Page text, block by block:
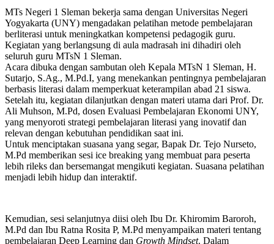
MTs Negeri 1 Sleman bekerja sama dengan Universitas Negeri
Yogyakarta (UNY) mengadakan pelatihan metode pembelajaran
berliterasi untuk meningkatkan kompetensi pedagogik guru.
Kegiatan yang berlangsung di aula madrasah ini dihadiri oleh
seluruh guru MTsN 1 Sleman.
Acara dibuka dengan sambutan oleh Kepala MTsN 1 Sleman, H.
Sutarjo, S.Ag., M.Pd.I, yang menekankan pentingnya pembelajaran
berbasis literasi dalam memperkuat keterampilan abad 21 siswa.
Setelah itu, kegiatan dilanjutkan dengan materi utama dari Prof. Dr.
Ali Muhson, M.Pd, dosen Evaluasi Pembelajaran Ekonomi UNY,
yang menyoroti strategi pembelajaran literasi yang inovatif dan
relevan dengan kebutuhan pendidikan saat ini.
Untuk menciptakan suasana yang segar, Bapak Dr. Tejo Nurseto,
M.Pd memberikan sesi ice breaking yang membuat para peserta
lebih rileks dan bersemangat mengikuti kegiatan. Suasana pelatihan
menjadi lebih hidup dan interaktif.
Kemudian, sesi selanjutnya diisi oleh Ibu Dr. Khiromim Baroroh,
M.Pd dan Ibu Ratna Rosita P, M.Pd menyampaikan materi tentang
pembelajaran Deep Learning dan Growth Mindset. Dalam